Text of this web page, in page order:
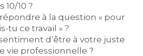
10 ?
à la question « pour
tu ce travail » ?
d’être à votre juste
vie professionnelle ?